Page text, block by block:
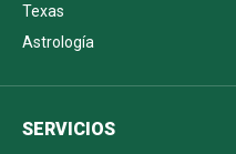
Texas
Astrología
SERVICIOS